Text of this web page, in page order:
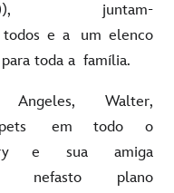
juntam-
e a um elenco
toda a família.
Walter,
em todo o
e sua amiga
nefasto plano